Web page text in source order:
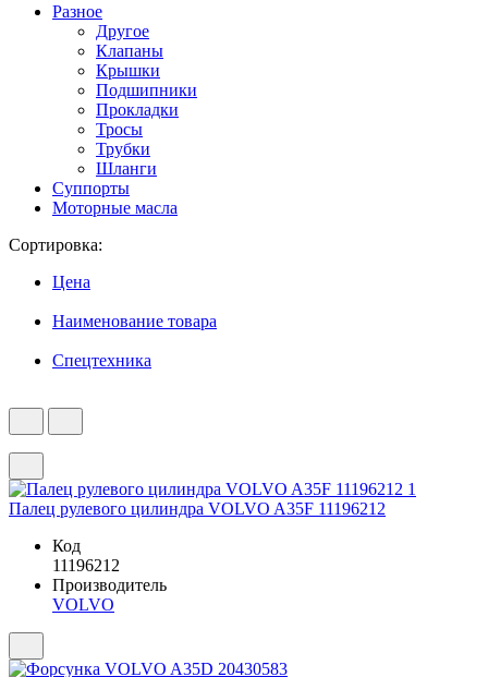
Разное
Другое
Клапаны
Крышки
Подшипники
Прокладки
Тросы
Трубки
Шланги
Суппорты
Моторные масла
Сортировка:
Цена
Наименование товара
Спецтехника
Палец рулевого цилиндра VOLVO A35F 11196212
Код
11196212
Производитель
VOLVO